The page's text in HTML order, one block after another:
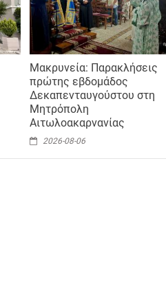
Μακρυνεία: Παρακλήσεις
πρώτης εβδομάδος
Δεκαπενταυγούστου στη
Μητρόπολη
Αιτωλοακαρνανίας
2026-08-06